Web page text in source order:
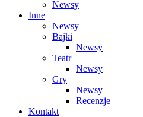
Newsy
Inne
Newsy
Bajki
Newsy
Teatr
Newsy
Gry
Newsy
Recenzje
Kontakt